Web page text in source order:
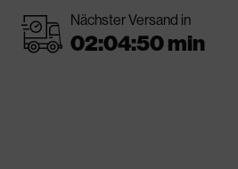
shipping Nächster Versand in